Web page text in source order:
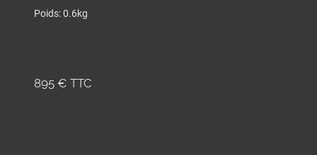
Poids: 0.6kg
895 € TTC